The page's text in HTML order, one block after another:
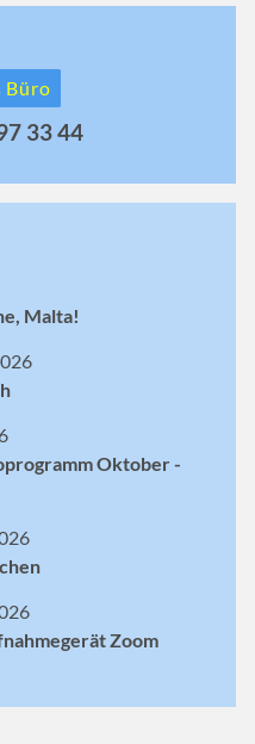
Büro
33 44
Malta!
Oktober -
Zoom